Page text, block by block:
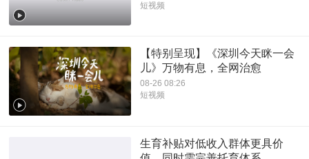
短视频
【特别呈现】《深圳今天眯一会
儿》万物有息，全网治愈
08-26 08:26
短视频
生育补贴对低收入群体更具价